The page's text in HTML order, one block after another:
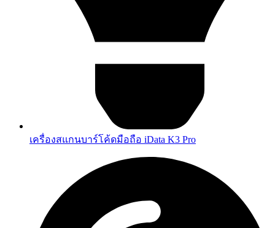
เครื่องสแกนบาร์โค้ดมือถือ iData K3 Pro